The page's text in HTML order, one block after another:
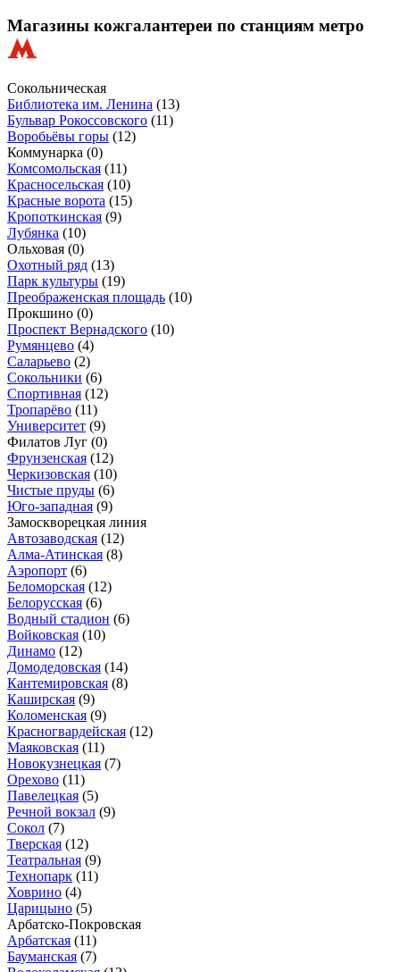
Магазины кожгалантереи по станциям метро
Сокольническая
Библиотека им. Ленина (13)
Бульвар Рокоссовского (11)
Воробьёвы горы (12)
Коммунарка (0)
Комсомольская (11)
Красносельская (10)
Красные ворота (15)
Кропоткинская (9)
Лубянка (10)
Ольховая (0)
Охотный ряд (13)
Парк культуры (19)
Преображенская площадь (10)
Прокшино (0)
Проспект Вернадского (10)
Румянцево (4)
Саларьево (2)
Сокольники (6)
Спортивная (12)
Тропарёво (11)
Университет (9)
Филатов Луг (0)
Фрунзенская (12)
Черкизовская (10)
Чистые пруды (6)
Юго-западная (9)
Замоскворецкая линия
Автозаводская (12)
Алма-Атинская (8)
Аэропорт (6)
Беломорская (12)
Белорусская (6)
Водный стадион (6)
Войковская (10)
Динамо (12)
Домодедовская (14)
Кантемировская (8)
Каширская (9)
Коломенская (9)
Красногвардейская (12)
Маяковская (11)
Новокузнецкая (7)
Орехово (11)
Павелецкая (5)
Речной вокзал (9)
Сокол (7)
Тверская (12)
Театральная (9)
Технопарк (11)
Ховрино (4)
Царицыно (5)
Арбатско-Покровская
Арбатская (11)
Бауманская (7)